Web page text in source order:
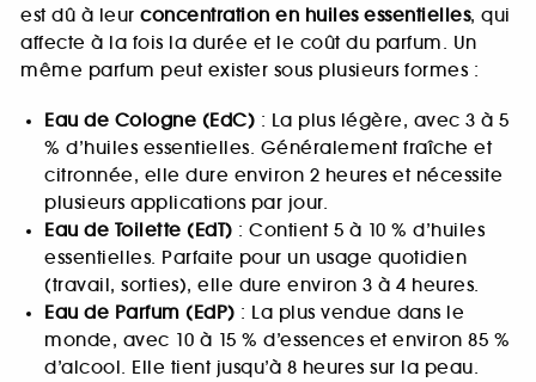
est dû à leur concentration en huiles essentielles, qui
affecte à la fois la durée et le coût du parfum. Un
même parfum peut exister sous plusieurs formes :
Eau de Cologne (EdC) : La plus légère, avec 3 à 5
% d’huiles essentielles. Généralement fraîche et
citronnée, elle dure environ 2 heures et nécessite
plusieurs applications par jour.
Eau de Toilette (EdT) : Contient 5 à 10 % d’huiles
essentielles. Parfaite pour un usage quotidien
(travail, sorties), elle dure environ 3 à 4 heures.
Eau de Parfum (EdP) : La plus vendue dans le
monde, avec 10 à 15 % d’essences et environ 85 %
d’alcool. Elle tient jusqu’à 8 heures sur la peau.